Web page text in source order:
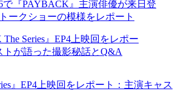
で『PAYBACK』主演俳優が来日登
ークショーの模様をレポート
』EP4上映回をレポート：主演キャス